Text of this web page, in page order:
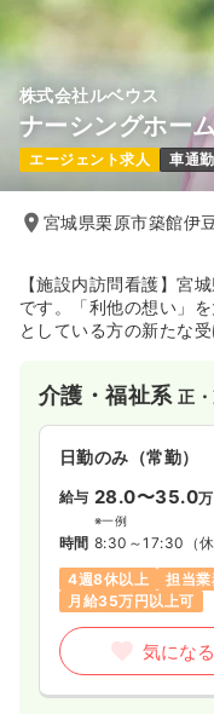
気になる
株式会社ルベウス
ナーシングホー
エージェント求人 車通
宮城県栗原市築館伊
【施設内訪問看護】宮
です。「利他の想い」
としている方の新たな
介護・福祉系正
日勤のみ（常勤）
給与 28.0〜35.0
※一例
時間 8:30～17:30 （
4週8休以上
担当
月給35万円以上可
気になる